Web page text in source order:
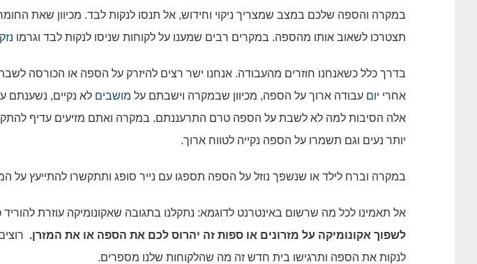
במקרה והספה שלכם במצב שמצריך ניקוי וחידוש, אל תנסו לנקות לבד. מכיוון שאת
תצטרכו לשאוב אותו מהספה. במקרים רבים שמענו על לקוחות שניסו לנקות לבד וגרמו נזק
בדרך כלל כשאנחנו חוזרים מהעבודה. אנחנו ישר רצים להיזרק על הספה או הכורסה
אחרי יום עבודה ארוך על הספה, מכיוון שבמקרה וישבתם על מושבים לא נקיים, נשענתם
אלה הסיבות למה לא לשבת על הספה טרם התרעננתם. במקרה ואתם מזיעים עדיף
יותר נעים וגם תשמרו על הספה נקייה לטווח ארוך.
במקרה וברח לילד או שנשפך נוזל על הספה תספגו עם נייר סופג ותתקשרו להתייעץ על
אל תאמינו לכל מה שרשום באינטרנט לדוגמא: נתקלנו בתגובה שאקונומיקה עוזרת
לשפוך אקונומיקה על מזרונים או ספות זה יהרוס לכם את הספה או את המזרן.
לנקות את הספה ותרגישו בית חדש זה מה שהלקוחות שלנו מספרים.